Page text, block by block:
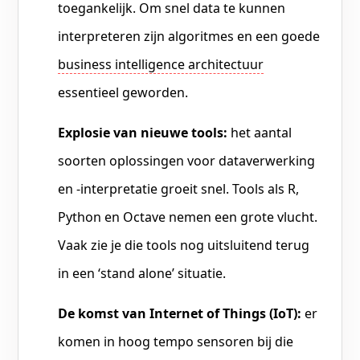
toegankelijk. Om snel data te kunnen
interpreteren zijn algoritmes en een goede
business intelligence architectuur
essentieel geworden.
Explosie van nieuwe tools: het aantal
soorten oplossingen voor dataverwerking
en -interpretatie groeit snel. Tools als R,
Python en Octave nemen een grote vlucht.
Vaak zie je die tools nog uitsluitend terug
in een ‘stand alone’ situatie.
De komst van Internet of Things (IoT): er
komen in hoog tempo sensoren bij die